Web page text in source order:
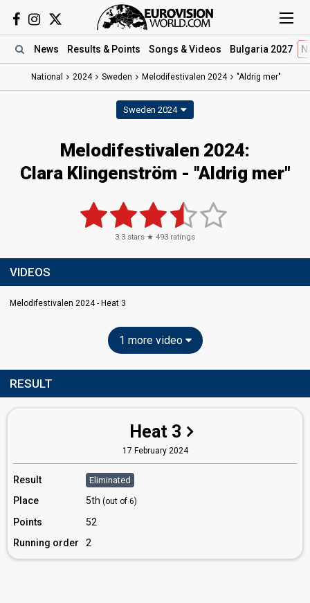
News Results & Points Songs & Videos Bulgaria 2027
National 2024 Sweden Melodifestivalen 2024 "Aldrig mer"
Sweden 2024
Melodifestivalen 2024:
Clara Klingenström - "Aldrig mer"
3.3 stars ★ 493 ratings
VIDEOS
Melodifestivalen 2024 - Heat 3
1 more video
RESULT
Heat 3
17 February 2024
Result Eliminated
Place 5th (out of 6)
Points
52
Running order
2